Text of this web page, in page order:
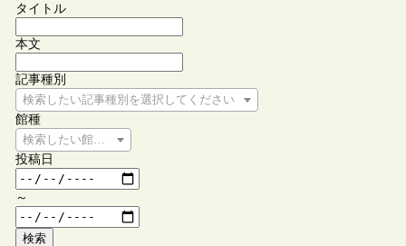
タイトル
本文
記事種別
検索したい記事種別を選択してください
館種
検索したい館種を選択してください
投稿日
～
検索